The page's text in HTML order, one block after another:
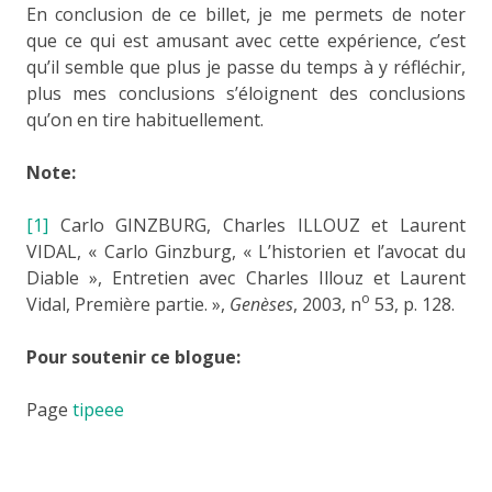
En conclusion de ce billet, je me permets de noter
que ce qui est amusant avec cette expérience, c’est
qu’il semble que plus je passe du temps à y réfléchir,
plus mes conclusions s’éloignent des conclusions
qu’on en tire habituellement.
Note:
[1] Carlo GINZBURG, Charles ILLOUZ et Laurent
VIDAL, « Carlo Ginzburg, « L’historien et l’avocat du
Diable », Entretien avec Charles Illouz et Laurent
Vidal, Première partie. », Genèses, 2003, no 53, p. 128.
Pour soutenir ce blogue:
Page tipeee